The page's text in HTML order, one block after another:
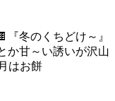
冬のくちどけ～』
か甘～い誘いが沢山
はお餅